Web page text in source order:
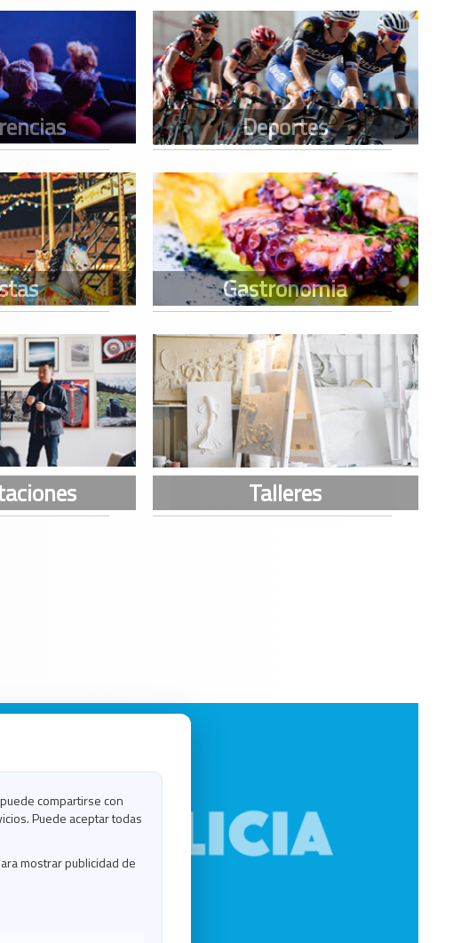
compartirse con
Puede aceptar todas
mostrar publicidad de